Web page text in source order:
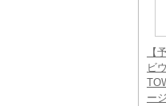
【
ビ
ー